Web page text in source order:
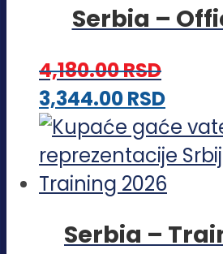
biti
na
stranici
Serbia –
4,180.00RSD
3,344.00RSDOvaj
ima
više
Serbia –